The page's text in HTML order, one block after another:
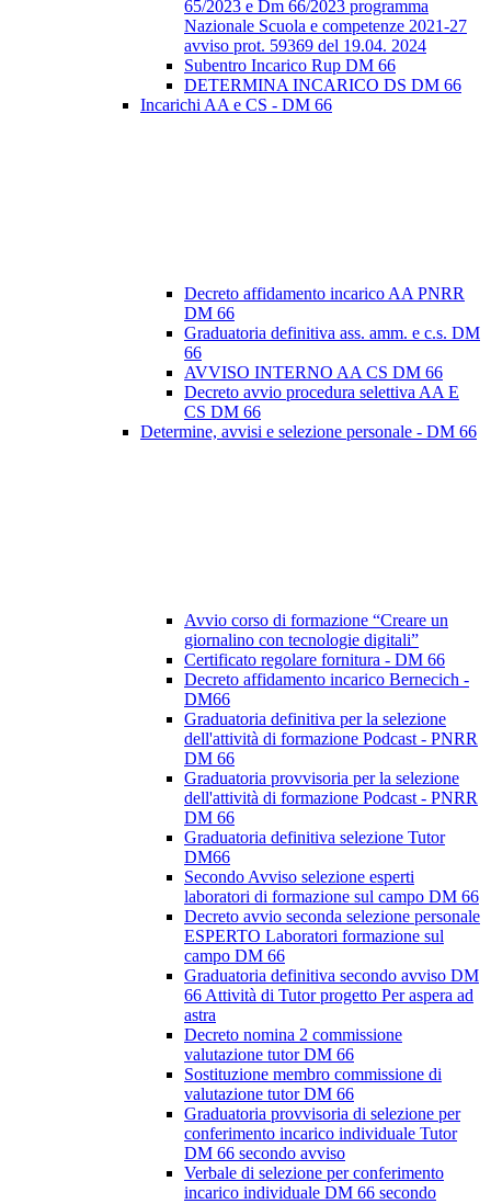
65/2023 e Dm 66/2023 programma
Nazionale Scuola e competenze 2021-27
avviso prot. 59369 del 19.04. 2024
Subentro Incarico Rup DM 66
DETERMINA INCARICO DS DM 66
Incarichi AA e CS - DM 66
Decreto affidamento incarico AA PNRR
DM 66
Graduatoria definitiva ass. amm. e c.s. DM
66
AVVISO INTERNO AA CS DM 66
Decreto avvio procedura selettiva AA E
CS DM 66
Determine, avvisi e selezione personale - DM 66
Avvio corso di formazione “Creare un
giornalino con tecnologie digitali”
Certificato regolare fornitura - DM 66
Decreto affidamento incarico Bernecich -
DM66
Graduatoria definitiva per la selezione
dell'attività di formazione Podcast - PNRR
DM 66
Graduatoria provvisoria per la selezione
dell'attività di formazione Podcast - PNRR
DM 66
Graduatoria definitiva selezione Tutor
DM66
Secondo Avviso selezione esperti
laboratori di formazione sul campo DM 66
Decreto avvio seconda selezione personale
ESPERTO Laboratori formazione sul
campo DM 66
Graduatoria definitiva secondo avviso DM
66 Attività di Tutor progetto Per aspera ad
astra
Decreto nomina 2 commissione
valutazione tutor DM 66
Sostituzione membro commissione di
valutazione tutor DM 66
Graduatoria provvisoria di selezione per
conferimento incarico individuale Tutor
DM 66 secondo avviso
Verbale di selezione per conferimento
incarico individuale DM 66 secondo